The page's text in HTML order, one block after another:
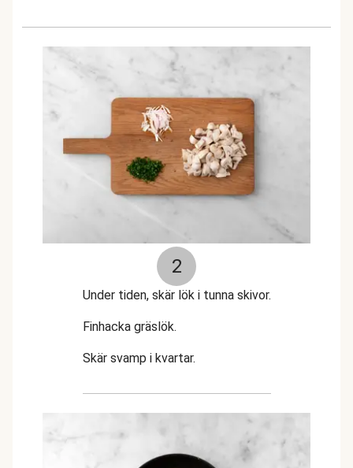
2
Under tiden, skär lök i tunna skivor.
Finhacka gräslök.
Skär svamp i kvartar.